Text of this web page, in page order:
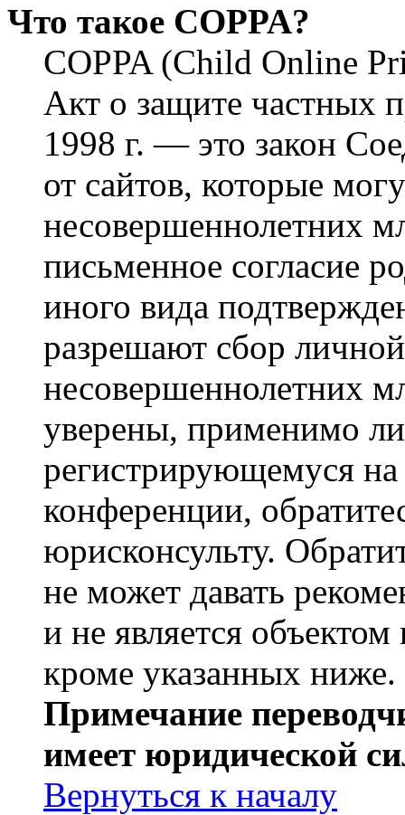
Что такое COPPA?
COPPA (Child Online
Акт о защите частных
1998 г. — это закон
от сайтов, которые
несовершеннолетних
письменное согласие
иного вида
разрешают сбор
несовершеннолетних
уверены, применимо
регистрирующемуся
конференции,
юрисконсульту.
не может давать
и не является
кроме указанных ниже.
Примечание
имеет юридической
Вернуться к началу